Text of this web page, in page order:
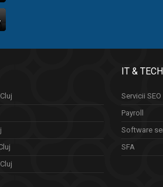
IT & TECH
Servicii SEO
Payroll
Software
SFA